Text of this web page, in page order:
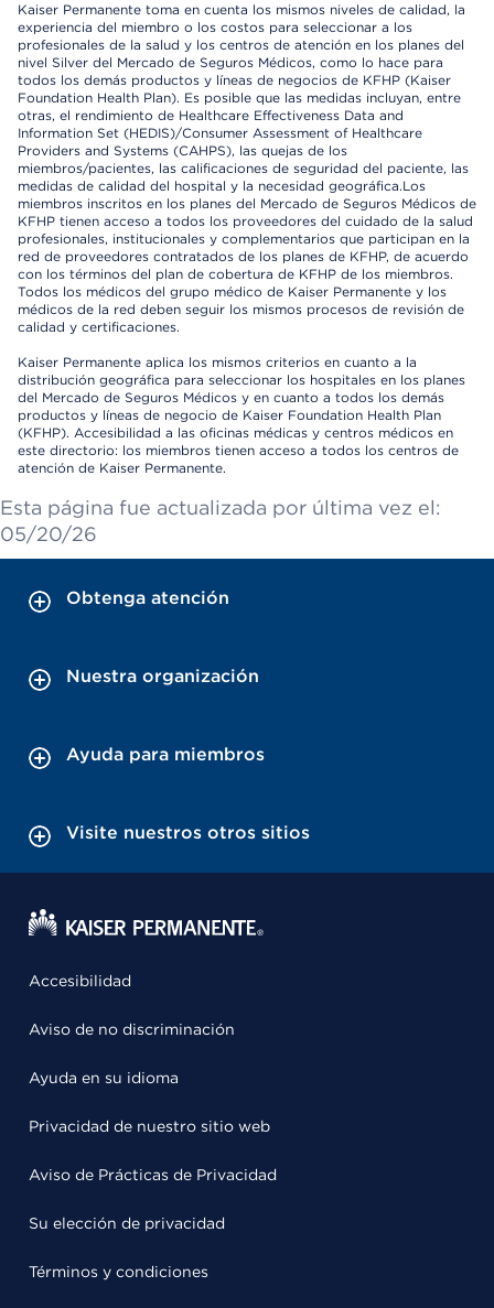
Kaiser Permanente toma en cuenta los mismos niveles de calidad, la
experiencia del miembro o los costos para seleccionar a los
profesionales de la salud y los centros de atención en los planes del
nivel Silver del Mercado de Seguros Médicos, como lo hace para
todos los demás productos y líneas de negocios de KFHP (Kaiser
Foundation Health Plan). Es posible que las medidas incluyan, entre
otras, el rendimiento de Healthcare Effectiveness Data and
Information Set (HEDIS)/Consumer Assessment of Healthcare
Providers and Systems (CAHPS), las quejas de los
miembros/pacientes, las calificaciones de seguridad del paciente, las
medidas de calidad del hospital y la necesidad geográfica.Los
miembros inscritos en los planes del Mercado de Seguros Médicos de
KFHP tienen acceso a todos los proveedores del cuidado de la salud
profesionales, institucionales y complementarios que participan en la
red de proveedores contratados de los planes de KFHP, de acuerdo
con los términos del plan de cobertura de KFHP de los miembros.
Todos los médicos del grupo médico de Kaiser Permanente y los
médicos de la red deben seguir los mismos procesos de revisión de
calidad y certificaciones.
Kaiser Permanente aplica los mismos criterios en cuanto a la
distribución geográfica para seleccionar los hospitales en los planes
del Mercado de Seguros Médicos y en cuanto a todos los demás
productos y líneas de negocio de Kaiser Foundation Health Plan
(KFHP). Accesibilidad a las oficinas médicas y centros médicos en
este directorio: los miembros tienen acceso a todos los centros de
atención de Kaiser Permanente.
Esta página fue actualizada por última vez el:
05/20/26
Obtenga atención
Nuestra organización
Ayuda para miembros
Visite nuestros otros sitios
Accesibilidad
Aviso de no discriminación
Ayuda en su idioma
Privacidad de nuestro sitio web
Aviso de Prácticas de Privacidad
Su elección de privacidad
Términos y condiciones